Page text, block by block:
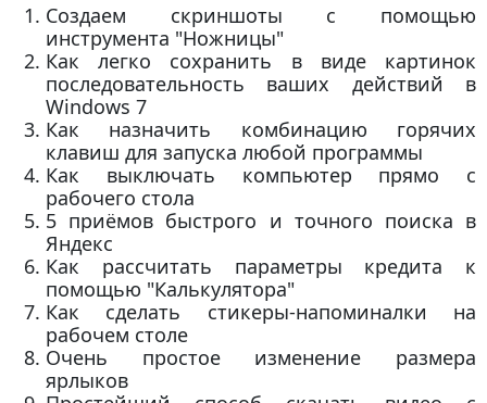
Создаем скриншоты с помощью
инструмента "Ножницы"
Как легко сохранить в виде картинок
последовательность ваших действий в
Windows 7
Как назначить комбинацию горячих
клавиш для запуска любой программы
Как выключать компьютер прямо с
рабочего стола
5 приёмов быстрого и точного поиска в
Яндекс
Как рассчитать параметры кредита к
помощью "Калькулятора"
Как сделать стикеры-напоминалки на
рабочем столе
Очень простое изменение размера
ярлыков